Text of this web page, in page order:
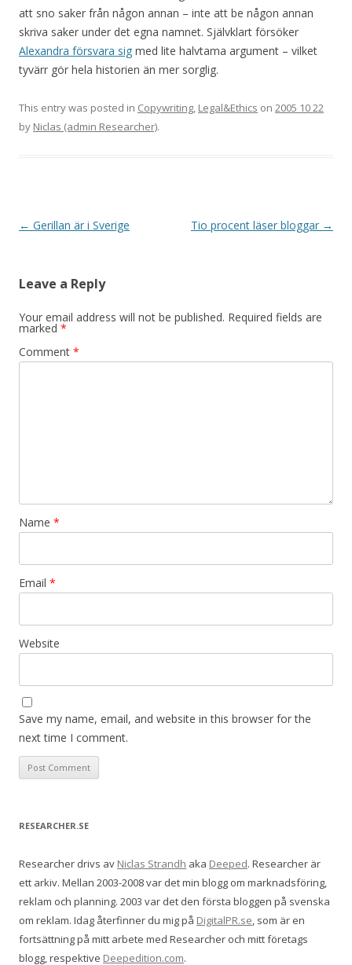
att sno saker från någon annan – inte att be någon annan
skriva saker under det egna namnet. Självklart försöker
Alexandra försvara sig med lite halvtama argument – vilket
tyvärr gör hela historien än mer sorglig.
This entry was posted in Copywriting, Legal&Ethics on 2005 10 22
by Niclas (admin Researcher).
Post navigation
← Gerillan är i Sverige Tio procent läser bloggar →
Leave a Reply
Your email address will not be published. Required fields are
marked *
Comment *
Name *
Email *
Website
Save my name, email, and website in this browser for the
next time I comment.
RESEARCHER.SE
Researcher drivs av Niclas Strandh aka Deeped. Researcher är
ett arkiv. Mellan 2003-2008 var det min blogg om marknadsföring,
reklam och planning. 2003 var det den första bloggen på svenska
om reklam. Idag återfinner du mig på DigitalPR.se, som är en
fortsättning på mitt arbete med Researcher och mitt företags
blogg, respektive Deepedition.com.